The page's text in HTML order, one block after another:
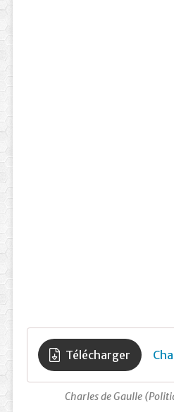
Télécharger
Charles de Gaulle